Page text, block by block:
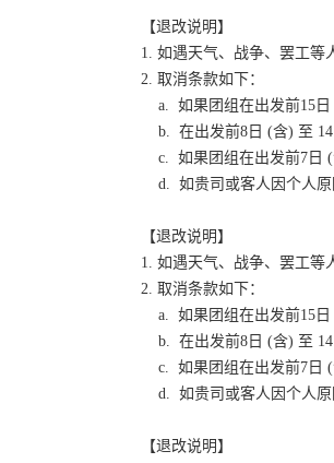
【退改说明】
1. 如遇天气、战争、罢工
2. 取消条款如下：
a. 如果团组在出发前15日
b. 在出发前8日 (含) 至 14
c. 如果团组在出发前7日 (
d. 如贵司或客人因个人原
【退改说明】
1. 如遇天气、战争、罢工
2. 取消条款如下：
a. 如果团组在出发前15日
b. 在出发前8日 (含) 至 14
c. 如果团组在出发前7日 (
d. 如贵司或客人因个人原
【退改说明】